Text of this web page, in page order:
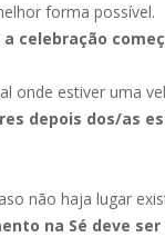
forma possível.
a celebração
onde estiver uma
depois dos/as
não haja lugar
na Sé deve